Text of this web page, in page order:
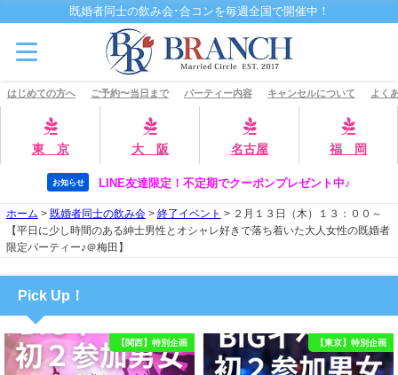
既婚者同士の飲み会･合コンを毎週全国で開催中！
はじめての方へ ご予約〜当日まで パーティー内容 キャンセルについて よく
東 京 大 阪 名古屋 福 岡
お知らせ LINE友達限定！不定期でクーポンプレゼント中♪
ホーム > 既婚者同士の飲み会> 終了イベント > ２月１３日（木）１３：００～
【平日に少し時間のある紳士男性とオシャレ好きで落ち着いた大人女性の既婚者
限定パーティー♪＠梅田】
Pick Up！
【関西】特別企画 【東京】特別企画